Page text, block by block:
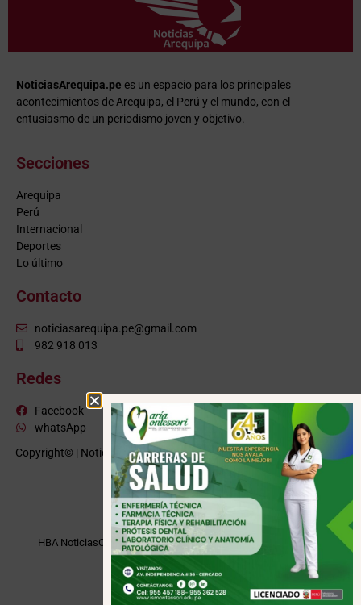
NoticiasArequipa.pe es un espacio para los principales
acontecimientos de Arequipa, el Perú y el mundo, con el
entusiasmo de un periodismo joven y objetivo.
Secciones
Arequipa
Perú
Internacional
Deportes
Lo último
Contacto
noticiasarequipa.pe@gmail.com
982 918 013
Redes
Facebook
whatsApp
Copyright© | NoticiasArequipa.pe | Grupo HBA Noticias| Todos los
derechos reservados
VISITE TAMBIÉN
HBA NoticiasCusco InformaMoquegua Noticias Tacna Noticias
Puno Noticias